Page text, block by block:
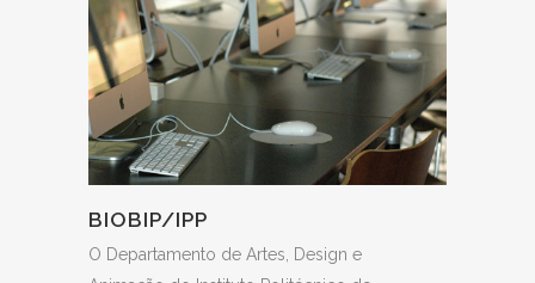
BIOBIP/IPP
O Departamento de Artes, Design e